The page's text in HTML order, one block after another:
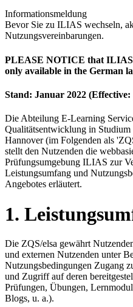
Informationsmeldung
Bevor Sie zu ILIAS wechseln,
Nutzungsvereinbarungen.
PLEASE NOTICE that ILIAS
only available in the German
Stand: Januar 2022
Die Abteilung E-Learning
Qualitätsentwicklung in
Hannover (im Folgenden als
stellt den Nutzenden die
Prüfungsumgebung ILIAS zur
Leistungsumfang und
Angebotes erläutert.
1.
Die ZQS/elsa gewährt
und externen Nutzenden unter
Nutzungsbedingungen Zugang
und Zugriff auf deren
Prüfungen, Übungen,
Blogs, u. a.).